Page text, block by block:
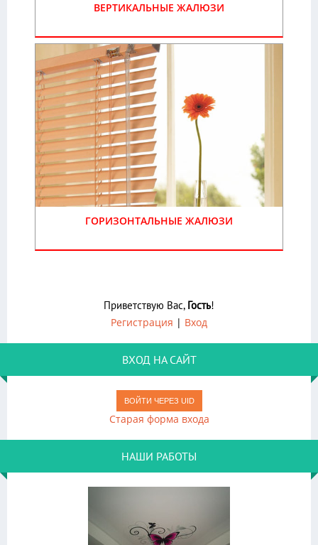
ВЕРТИКАЛЬНЫЕ ЖАЛЮЗИ
ГОРИЗОНТАЛЬНЫЕ ЖАЛЮЗИ
Приветствую Вас, Гость!
Регистрация | Вход
ВХОД НА САЙТ
ВОЙТИ ЧЕРЕЗ UID
Старая форма входа
НАШИ РАБОТЫ